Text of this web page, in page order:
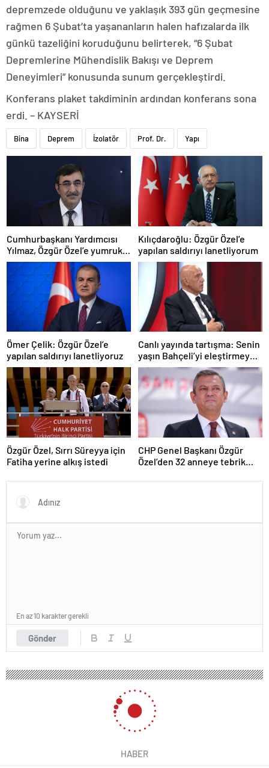
depremzede olduğunu ve yaklaşık 393 gün geçmesine
rağmen 6 Şubat’ta yaşananların halen hafızalarda ilk
günkü tazeliğini koruduğunu belirterek, “6 Şubat
Depremlerine Mühendislik Bakışı ve Deprem
Deneyimleri” konusunda sunum gerçekleştirdi.
Konferans plaket takdiminin ardından konferans sona
erdi. – KAYSERİ
Bina Deprem İzolatör Prof. Dr. Yapı
Cumhurbaşkanı Yardımcısı
Yılmaz, Özgür Özel’e yumruklu
saldırıyı kınadı
Kılıçdaroğlu: Özgür Özel’e
yapılan saldırıyı lanetliyorum
Ömer Çelik: Özgür Özel’e
yapılan saldırıyı lanetliyoruz
Canlı yayında tartışma: Senin
yaşın Bahçeli’yi eleştirmeye
yetmez
Özgür Özel, Sırrı Süreyya için
Fatiha yerine alkış istedi
CHP Genel Başkanı Özgür
Özel’den 32 anneye tebrik
Gönder
En az 10 karakter gerekli
HABER